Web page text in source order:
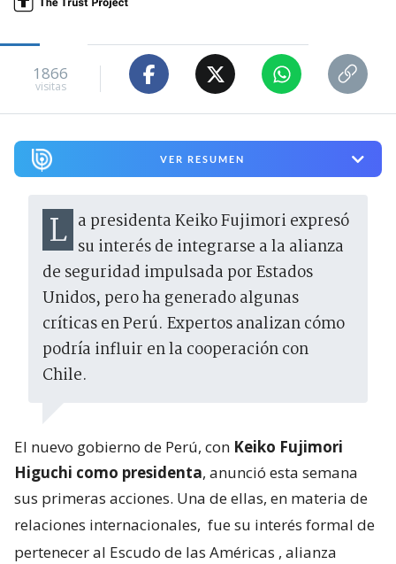
1866
visitas
VER RESUMEN
La presidenta Keiko Fujimori expresó su interés de integrarse a la alianza
de seguridad impulsada por Estados
Unidos, pero ha generado algunas
críticas en Perú. Expertos analizan cómo
podría influir en la cooperación con
Chile.
El nuevo gobierno de Perú, con Keiko Fujimori
Higuchi como presidenta, anunció esta semana
sus primeras acciones. Una de ellas, en materia de
relaciones internacionales, fue su interés formal de
pertenecer al Escudo de las Américas , alianza